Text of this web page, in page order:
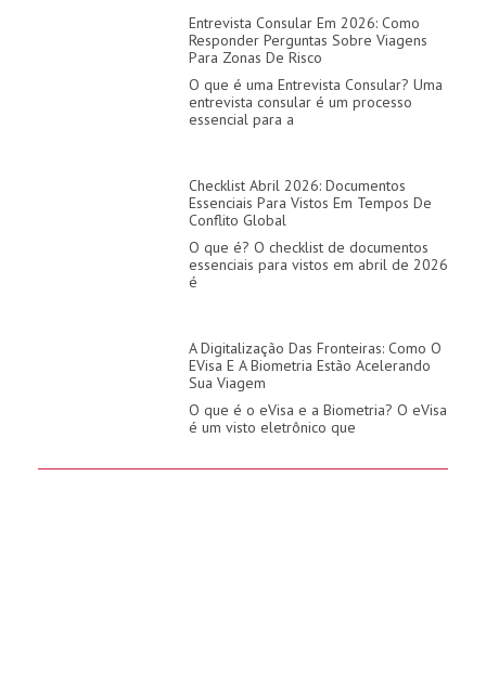
Entrevista Consular Em 2026: Como
Responder Perguntas Sobre Viagens
Para Zonas De Risco
O que é uma Entrevista Consular? Uma
entrevista consular é um processo
essencial para a
Checklist Abril 2026: Documentos
Essenciais Para Vistos Em Tempos De
Conflito Global
O que é? O checklist de documentos
essenciais para vistos em abril de 2026
é
A Digitalização Das Fronteiras: Como O
EVisa E A Biometria Estão Acelerando
Sua Viagem
O que é o eVisa e a Biometria? O eVisa
é um visto eletrônico que